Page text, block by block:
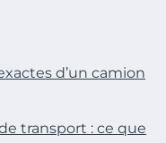
d’un camion
transport : ce que